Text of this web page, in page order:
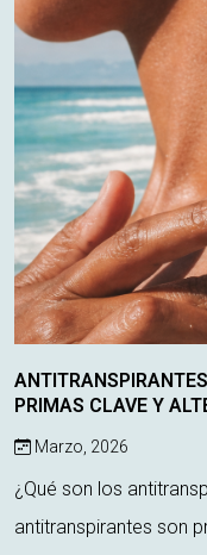
PRIMAS CLAVE Y
Marzo, 2026
¿Qué son los
antitranspirantes son